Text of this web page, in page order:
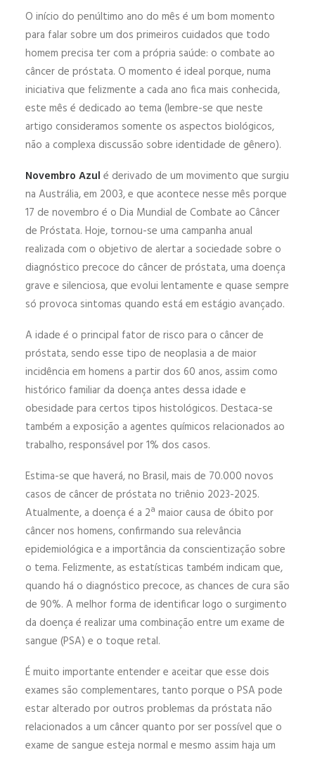
O início do penúltimo ano do mês é um bom momento
para falar sobre um dos primeiros cuidados que todo
homem precisa ter com a própria saúde: o combate ao
câncer de próstata. O momento é ideal porque, numa
iniciativa que felizmente a cada ano fica mais conhecida,
este mês é dedicado ao tema (lembre-se que neste
artigo consideramos somente os aspectos biológicos,
não a complexa discussão sobre identidade de gênero).
Novembro Azul é derivado de um movimento que surgiu
na Austrália, em 2003, e que acontece nesse mês porque
17 de novembro é o Dia Mundial de Combate ao Câncer
de Próstata. Hoje, tornou-se uma campanha anual
realizada com o objetivo de alertar a sociedade sobre o
diagnóstico precoce do câncer de próstata, uma doença
grave e silenciosa, que evolui lentamente e quase sempre
só provoca sintomas quando está em estágio avançado.
A idade é o principal fator de risco para o câncer de
próstata, sendo esse tipo de neoplasia a de maior
incidência em homens a partir dos 60 anos, assim como
histórico familiar da doença antes dessa idade e
obesidade para certos tipos histológicos. Destaca-se
também a exposição a agentes químicos relacionados ao
trabalho, responsável por 1% dos casos.
Estima-se que haverá, no Brasil, mais de 70.000 novos
casos de câncer de próstata no triênio 2023-2025.
Atualmente, a doença é a 2ª maior causa de óbito por
câncer nos homens, confirmando sua relevância
epidemiológica e a importância da conscientização sobre
o tema. Felizmente, as estatísticas também indicam que,
quando há o diagnóstico precoce, as chances de cura são
de 90%. A melhor forma de identificar logo o surgimento
da doença é realizar uma combinação entre um exame de
sangue (PSA) e o toque retal.
É muito importante entender e aceitar que esse dois
exames são complementares, tanto porque o PSA pode
estar alterado por outros problemas da próstata não
relacionados a um câncer quanto por ser possível que o
exame de sangue esteja normal e mesmo assim haja um